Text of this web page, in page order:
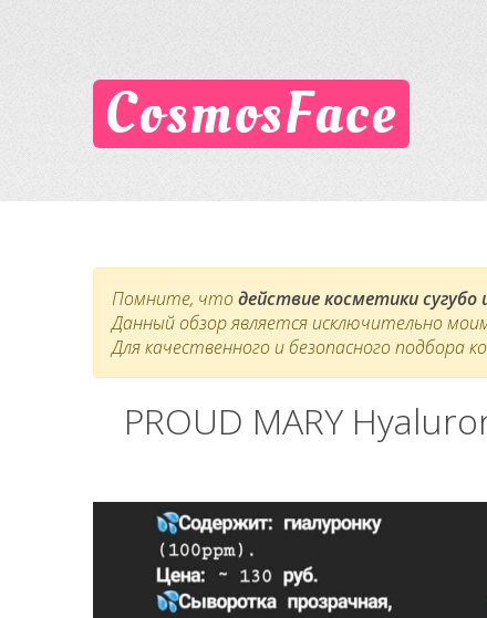
CosmosFace
Помните, чтодействие косметики сугубо
Данный обзор является исключительно
Для качественного и безопасного подбора
PROUD MARY